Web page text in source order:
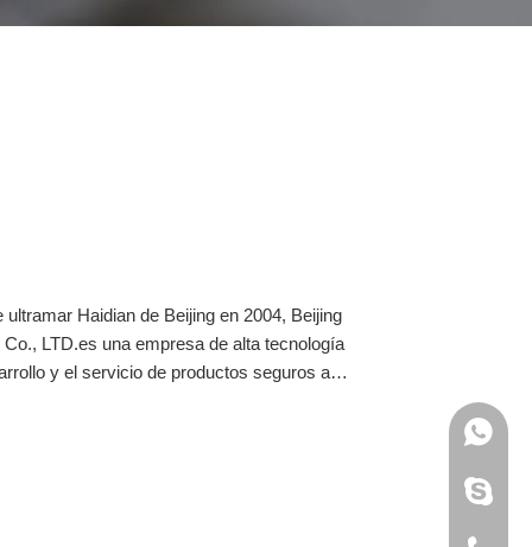
Haidian de Beijing en 2004, Beijing
LTD.es una empresa de alta tecnología
y el servicio de productos seguros a
centrado durante mucho tiempo